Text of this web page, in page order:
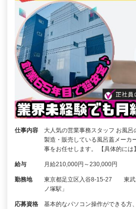
仕事内容
大人気の営業事務スタッフ お風
製造・販売している風呂蓋メーカ
事をお任せします。 【具体的には
給与 月給210,000円～230,000円
勤務地
東京都足立区入谷8-15-27 東武
ノ塚駅」
応募資格 基本的なパソコン操作ができる方